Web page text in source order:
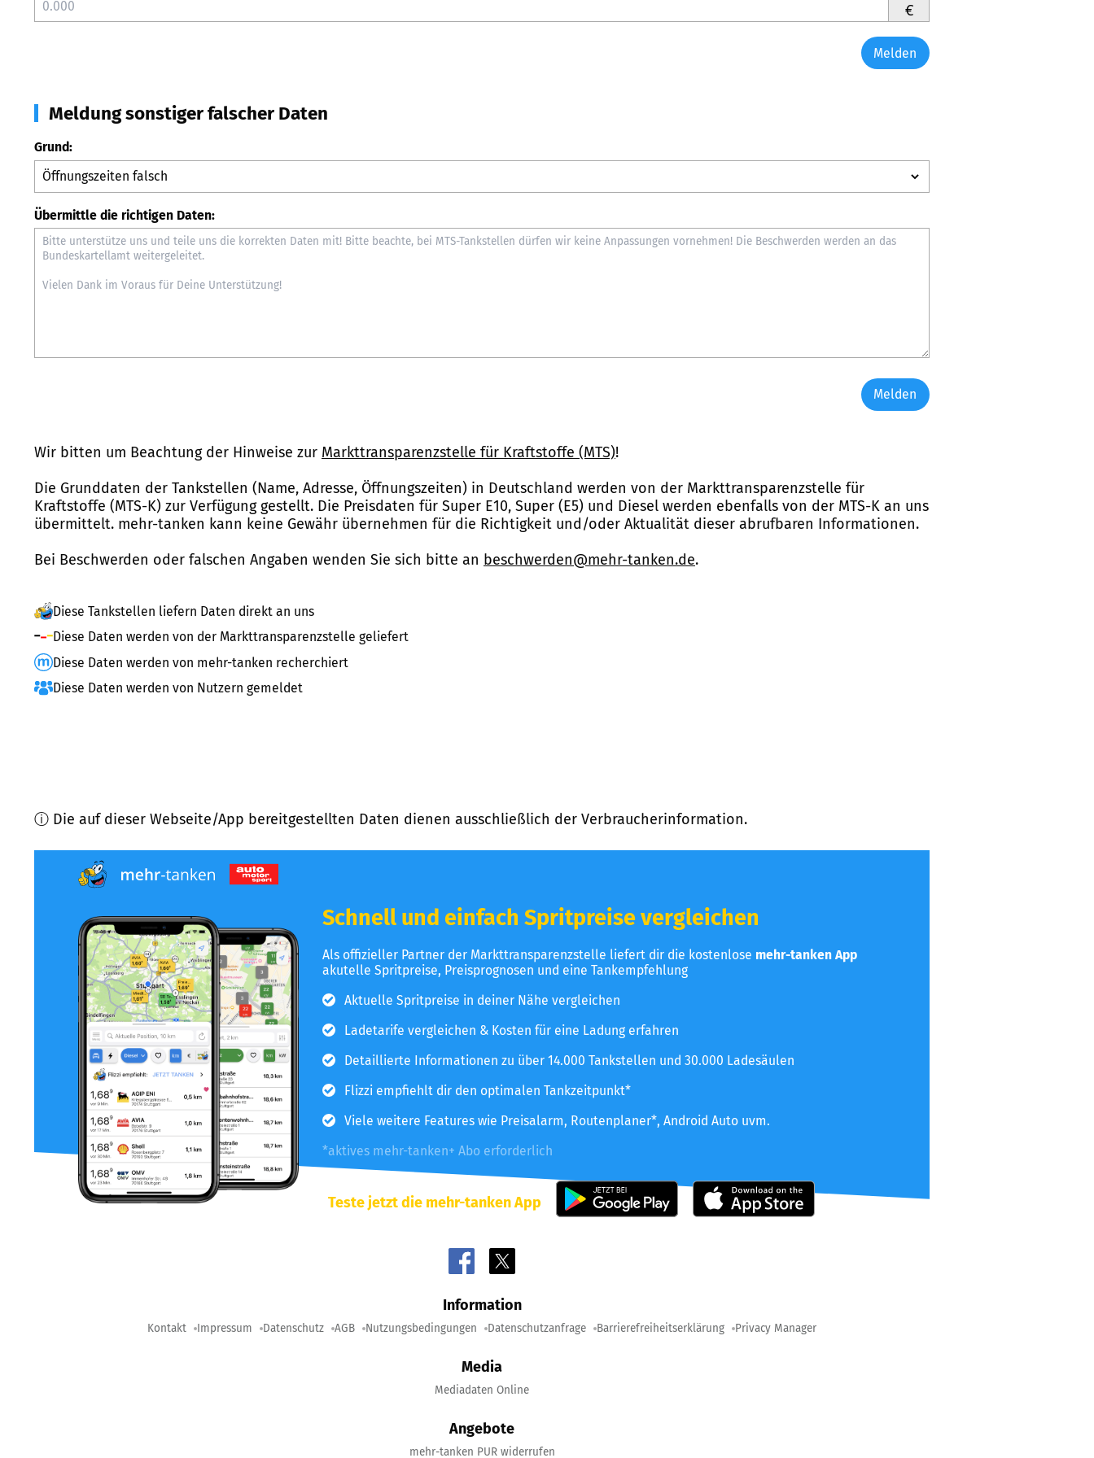
€
Melden
Meldung sonstiger falscher Daten
Grund:
Übermittle die richtigen Daten:
Melden
Wir bitten um Beachtung der Hinweise zur Markttransparenzstelle für Kraftstoffe (MTS)!
Die Grunddaten der Tankstellen (Name, Adresse, Öffnungszeiten) in Deutschland werden von der Markttransparenzstelle für
Kraftstoffe (MTS-K) zur Verfügung gestellt. Die Preisdaten für Super E10, Super (E5) und Diesel werden ebenfalls von der MTS-K an uns
übermittelt. mehr-tanken kann keine Gewähr übernehmen für die Richtigkeit und/oder Aktualität dieser abrufbaren Informationen.
Bei Beschwerden oder falschen Angaben wenden Sie sich bitte an beschwerden@mehr-tanken.de.
Diese Tankstellen liefern Daten direkt an uns
Diese Daten werden von der Markttransparenzstelle geliefert
Diese Daten werden von mehr-tanken recherchiert
Diese Daten werden von Nutzern gemeldet
ⓘ Die auf dieser Webseite/App bereitgestellten Daten dienen ausschließlich der Verbraucherinformation.
Schnell und einfach Spritpreise vergleichen
Als offizieller Partner der Markttransparenzstelle liefert dir die kostenlose mehr-tanken App
akutelle Spritpreise, Preisprognosen und eine Tankempfehlung
Aktuelle Spritpreise in deiner Nähe vergleichen
Ladetarife vergleichen & Kosten für eine Ladung erfahren
Detaillierte Informationen zu über 14.000 Tankstellen und 30.000 Ladesäulen
Flizzi empfiehlt dir den optimalen Tankzeitpunkt*
Viele weitere Features wie Preisalarm, Routenplaner*, Android Auto uvm.
*aktives mehr-tanken+ Abo erforderlich
Teste jetzt die mehr-tanken App
Information
Kontakt Impressum Datenschutz AGB Nutzungsbedingungen Datenschutzanfrage Barrierefreiheitserklärung Privacy Manager
Media
Mediadaten Online
Angebote
mehr-tanken PUR widerrufen